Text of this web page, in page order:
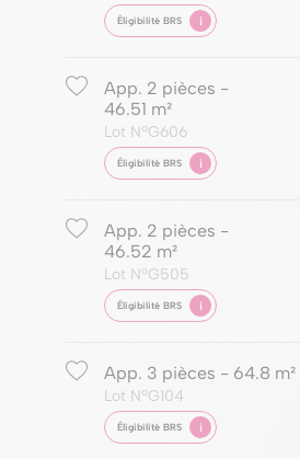
Éligibilité BRS i
App. 2 pièces -
46.51 m²
Lot NºG606
Éligibilité BRS i
App. 2 pièces -
46.52 m²
Lot NºG505
Éligibilité BRS i
App. 3 pièces - 64.8 m²
Lot NºG104
Éligibilité BRS i